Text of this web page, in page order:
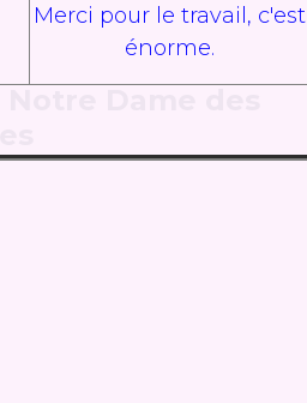
Merci pour le travail, c'est
énorme.